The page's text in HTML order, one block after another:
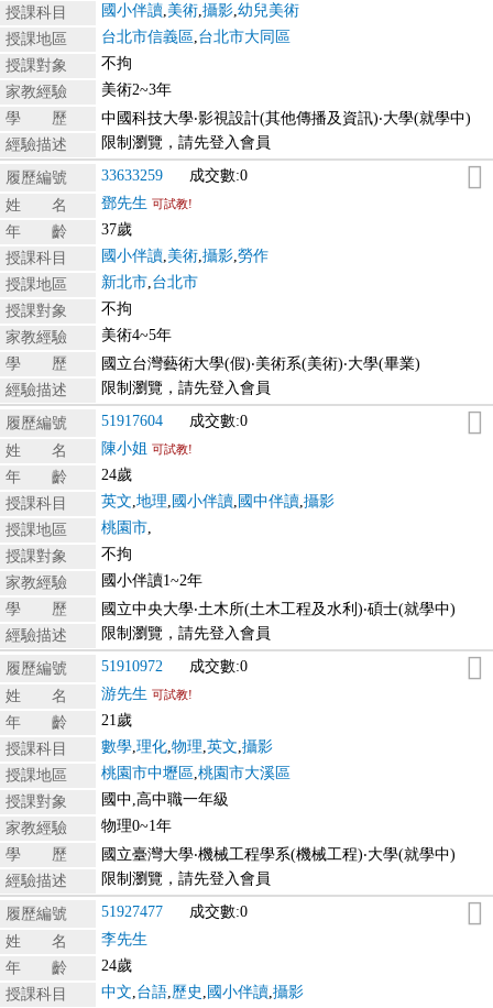
授課科目
國小伴讀 美術 攝影 幼兒美術
授課地區
台北市信義區 台北市大同區
授課對象
不拘
家教經驗
美術2~3年
學 歷
中國科技大學‧影視設計(其他傳播及資訊)‧大學(就學中)
經驗描述
限制瀏覽，請先登入會員
履歷編號 33633259
成交數:0
姓 名
鄧先生 可試教!
年 齡
37歲
授課科目
國小伴讀 美術 攝影 勞作
授課地區
新北市 台北市
授課對象
不拘
家教經驗
美術4~5年
學 歷
國立台灣藝術大學(假)‧美術系(美術)‧大學(畢業)
經驗描述
限制瀏覽，請先登入會員
履歷編號 51917604
成交數:0
姓 名
陳小姐 可試教!
年 齡
24歲
授課科目
英文 地理 國小伴讀 國中伴讀 攝影
授課地區
桃園市
授課對象
不拘
家教經驗
國小伴讀1~2年
學 歷
國立中央大學‧土木所(土木工程及水利)‧碩士(就學中)
經驗描述
限制瀏覽，請先登入會員
履歷編號 51910972
成交數:0
姓 名
游先生 可試教!
年 齡
21歲
授課科目
數學 理化 物理 英文 攝影
授課地區
桃園市中壢區 桃園市大溪區
授課對象
國中,高中職一年級
家教經驗
物理0~1年
學 歷
國立臺灣大學‧機械工程學系(機械工程)‧大學(就學中)
經驗描述
限制瀏覽，請先登入會員
履歷編號 51927477
成交數:0
姓 名
李先生
年 齡
24歲
授課科目
中文 台語 歷史 國小伴讀 攝影